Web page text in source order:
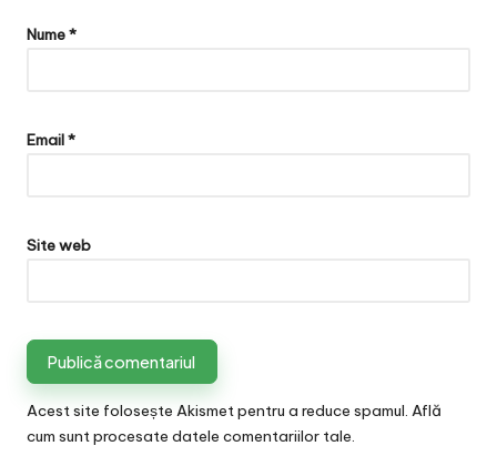
Nume*
Email*
Site web
Acest site folosește Akismet pentru a reduce spamul. Află
cum sunt procesate datele comentariilor tale.